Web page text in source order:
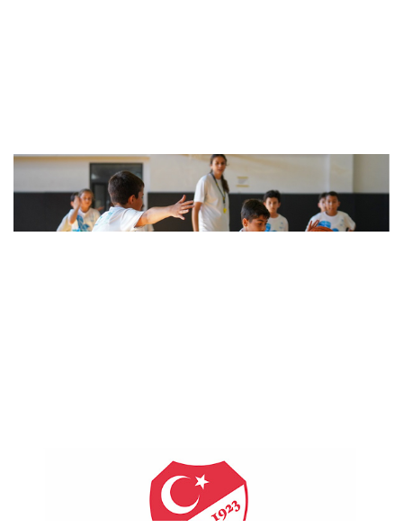
Beylikdüzü'nde öğrenciler yazı spor..
TFF, yeni nesil dijital futbol oyu..